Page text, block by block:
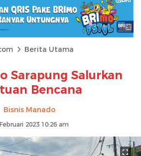
Berita Utama
Sarapung Salurkan
Bencana
Bisnis Manado
2023 10:26 am